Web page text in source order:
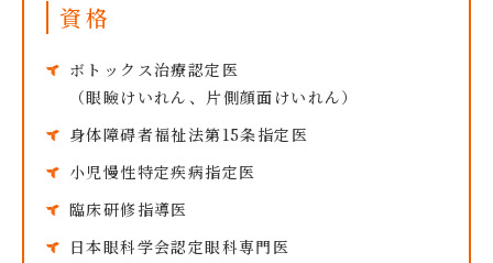
資格
ボトックス治療認定医
（眼瞼けいれん、片側顔面けいれん）
身体障碍者福祉法第15条指定医
小児慢性特定疾病指定医
臨床研修指導医
日本眼科学会認定眼科専門医